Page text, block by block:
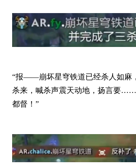
“报——崩坏星穹铁道已经杀人如麻
杀来，喊杀声震天动地，扬言要……
都督！”